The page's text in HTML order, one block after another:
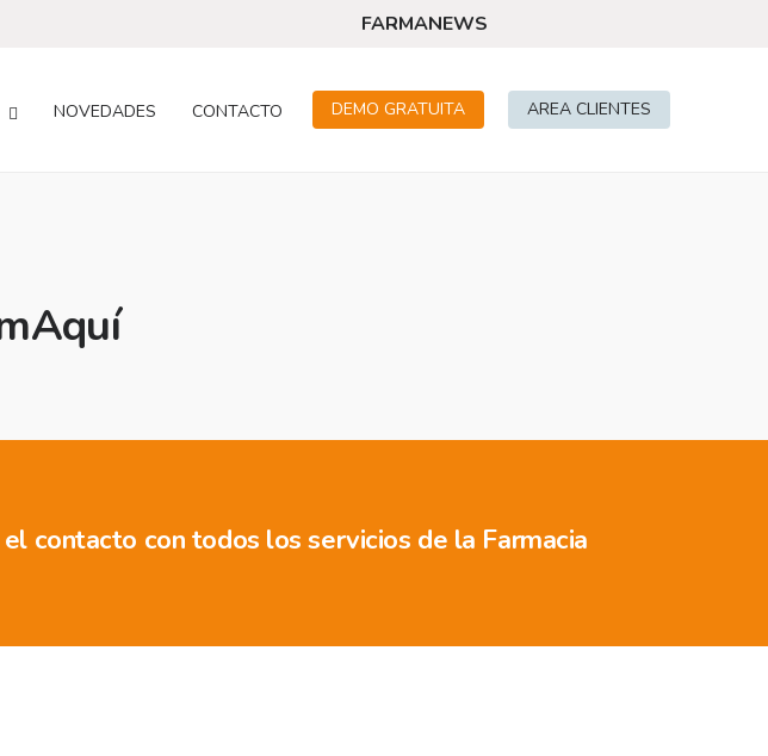
FARMANEWS
NOVEDADES CONTACTO DEMO GRATUITA AREA CLIENTES
contacto con todos los servicios de la Farmacia